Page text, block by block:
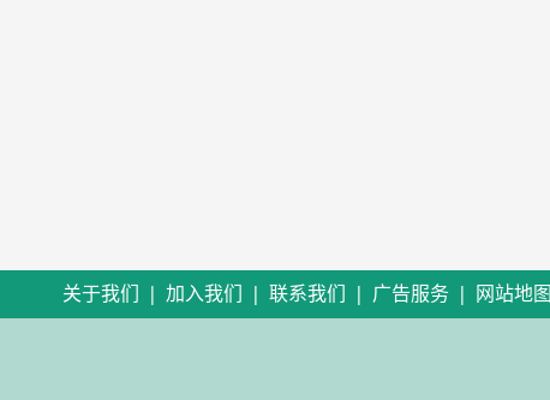
关于我们 加入我们 联系我们 广告服务 网站地图